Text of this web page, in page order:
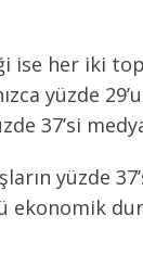
ise her iki
yüzde
37’si
yüzde
ekonomik